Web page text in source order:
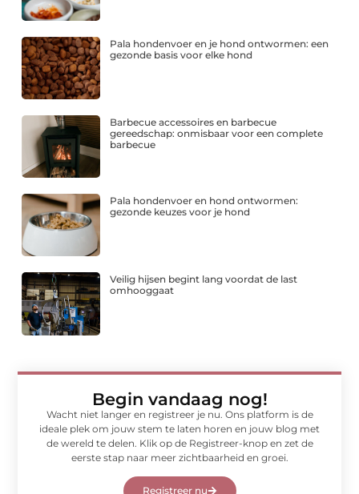
Pala hondenvoer en je hond ontwormen: een
gezonde basis voor elke hond
Barbecue accessoires en barbecue
gereedschap: onmisbaar voor een complete
barbecue
Pala hondenvoer en hond ontwormen:
gezonde keuzes voor je hond
Veilig hijsen begint lang voordat de last
omhooggaat
Begin vandaag nog!
Wacht niet langer en registreer je nu. Ons platform is de
ideale plek om jouw stem te laten horen en jouw blog met
de wereld te delen. Klik op de Registreer-knop en zet de
eerste stap naar meer zichtbaarheid en groei.
Registreer nu